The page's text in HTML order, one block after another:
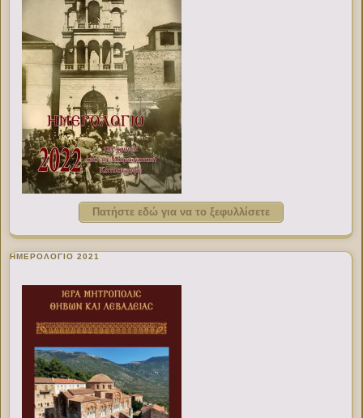
Πατήστε εδώ για να το ξεφυλλίσετε
ΗΜΕΡΟΛΟΓΙΟ 2021